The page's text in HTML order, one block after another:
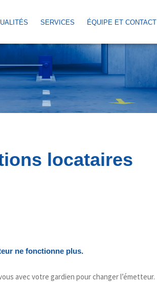
SERVICES ÉQUIPE ET CONTACT
locataires
ne fonctionne plus.
avec votre gardien pour changer l’émetteur.